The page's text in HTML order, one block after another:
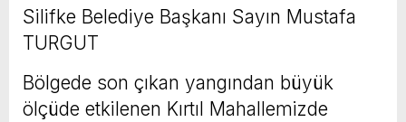
Silifke Belediye Başkanı Sayın Mustafa
TURGUT
Bölgede son çıkan yangından büyük
ölçüde etkilenen Kırtıl Mahallemizde